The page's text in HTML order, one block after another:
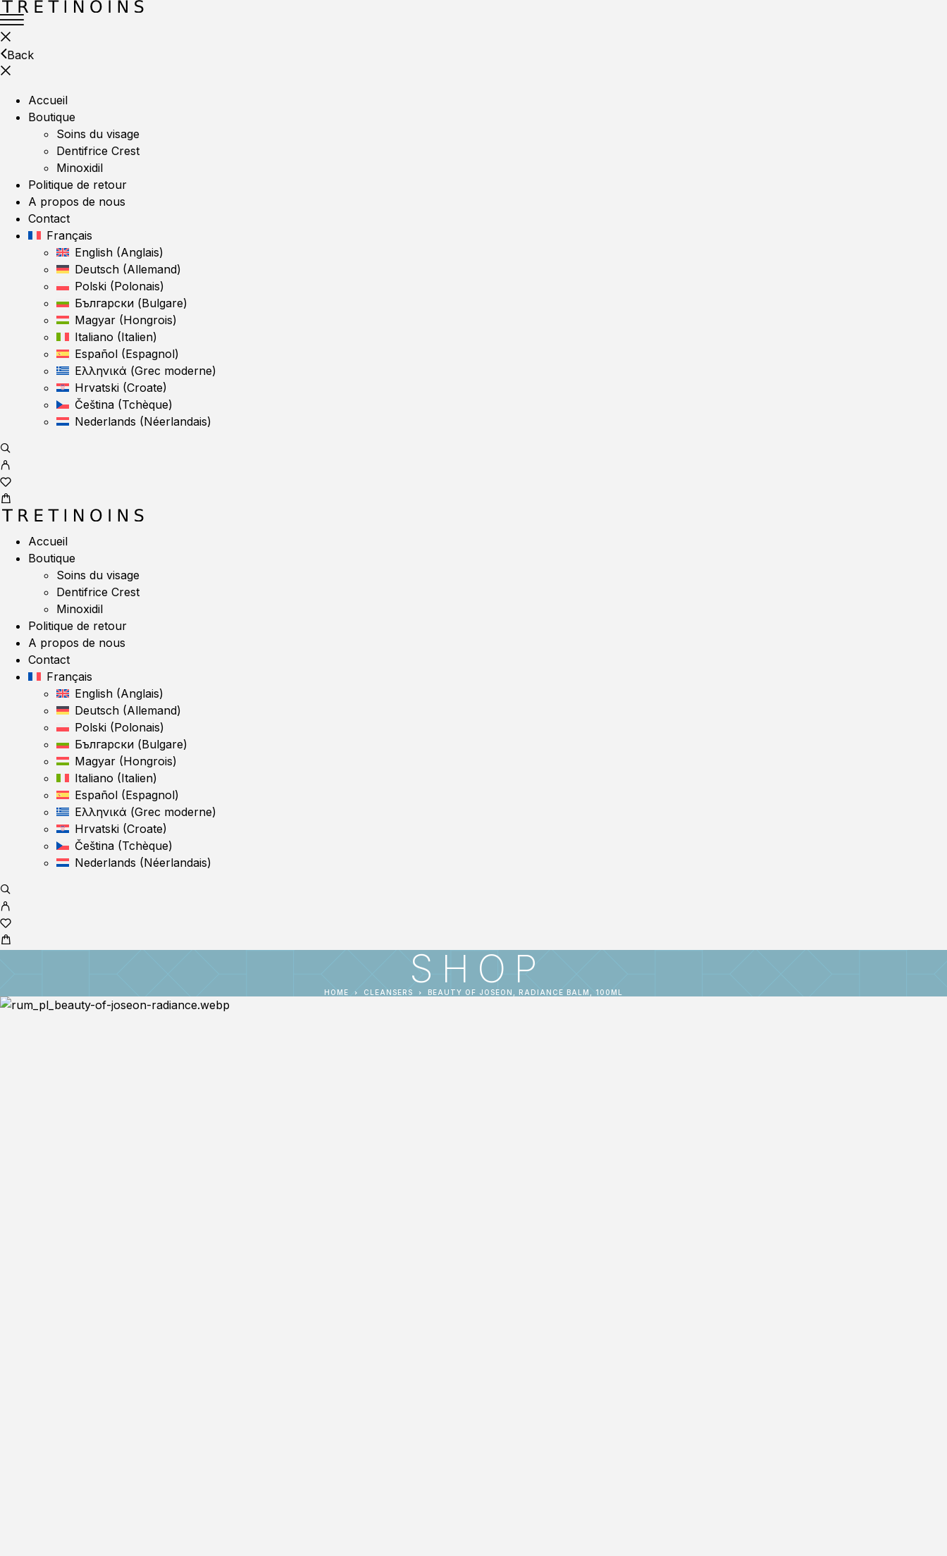
Back
Accueil
Boutique
Soins du visage
Dentifrice Crest
Minoxidil
Politique de retour
A propos de nous
Contact
Français
English (Anglais)
Deutsch (Allemand)
Polski (Polonais)
Български (Bulgare)
Magyar (Hongrois)
Italiano (Italien)
Español (Espagnol)
Ελληνικά (Grec moderne)
Hrvatski (Croate)
Čeština (Tchèque)
Nederlands (Néerlandais)
Accueil
Boutique
Soins du visage
Dentifrice Crest
Minoxidil
Politique de retour
A propos de nous
Contact
Français
English (Anglais)
Deutsch (Allemand)
Polski (Polonais)
Български (Bulgare)
Magyar (Hongrois)
Italiano (Italien)
Español (Espagnol)
Ελληνικά (Grec moderne)
Hrvatski (Croate)
Čeština (Tchèque)
Nederlands (Néerlandais)
SHOP
HOME CLEANSERS BEAUTY OF JOSEON, RADIANCE BALM, 100ML